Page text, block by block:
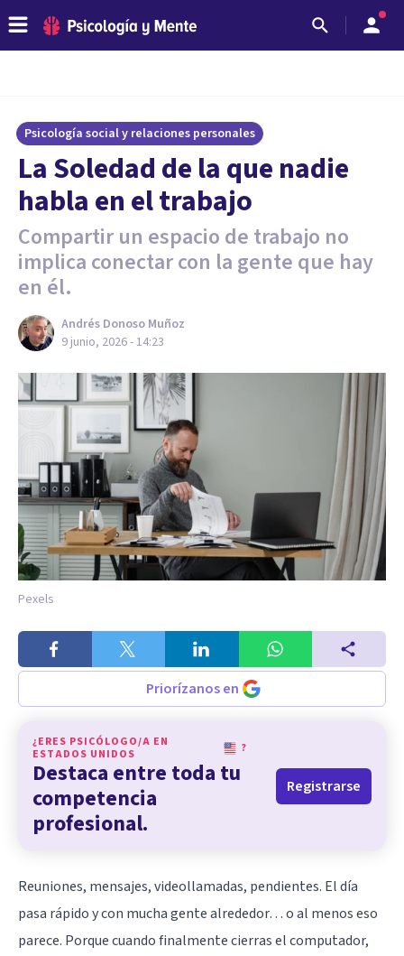
Psicología social y relaciones personales
La Soledad de la que nadie
habla en el trabajo
Compartir un espacio de trabajo no
implica conectar con la gente que hay
en él.
Andrés Donoso Muñoz
9 junio, 2026 - 14:23
Pexels
Priorízanos en
¿ERES PSICÓLOGO/A EN
ESTADOS UNIDOS
?
Destaca entre toda tu
competencia
profesional.
Registrarse
Reuniones, mensajes, videollamadas, pendientes. El día
pasa rápido y con mucha gente alrededor… o al menos eso
parece. Porque cuando finalmente cierras el computador,